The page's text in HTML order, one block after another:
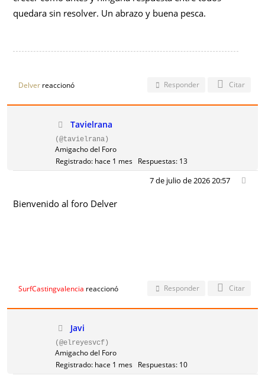
quedara sin resolver. Un abrazo y buena pesca.
Delver reaccionó Responder Citar
Tavielrana
(@tavielrana)
Amigacho del Foro
Registrado: hace 1 mes Respuestas: 13
7 de julio de 2026 20:57
Bienvenido al foro Delver
SurfCastingvalencia reaccionó Responder Citar
Javi
(@elreyesvcf)
Amigacho del Foro
Registrado: hace 1 mes Respuestas: 10